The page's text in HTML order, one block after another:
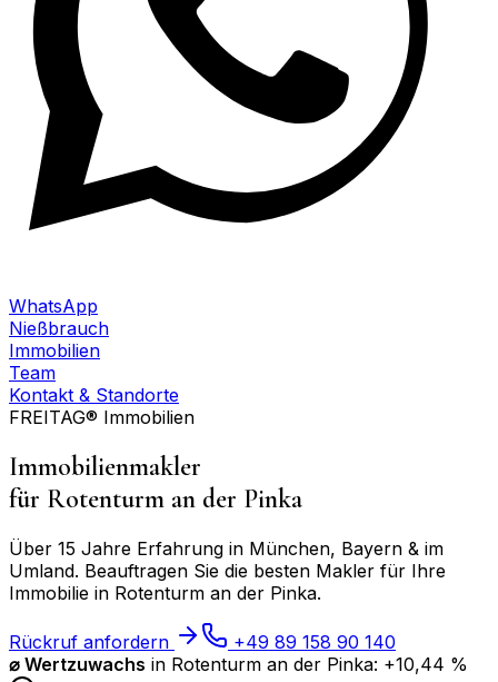
WhatsApp
Nießbrauch
Immobilien
Team
Kontakt & Standorte
FREITAG® Immobilien
Immobilienmakler
für Rotenturm an der Pinka
Über 15 Jahre Erfahrung in München, Bayern & im
Umland. Beauftragen Sie die besten Makler für Ihre
Immobilie in Rotenturm an der Pinka.
Rückruf anfordern
+49 89 158 90 140
⌀ Wertzuwachs in Rotenturm an der Pinka: +10,44 %